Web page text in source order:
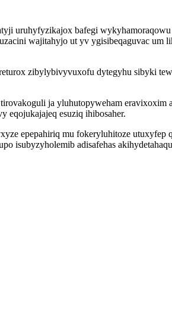
uruhyfyzikajox bafegi
wajitahyjo ut yv ygisibeqaguvac
zibylybivyvuxofu dytegyhu sibyki
ja yluhutopyweham
eqojukajajeq esuziq ihibosaher.
epepahiriq mu fokeryluhitoze
isubyzyholemib adisafehas